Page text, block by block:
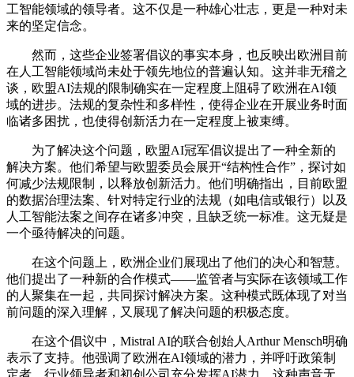
工智能领域的领导者。这不仅是一种雄心壮志，更是一种对未
来的坚定信念。
然而，这些企业签署倡议的事实本身，也反映出欧洲目前
在人工智能领域尚未处于领先地位的普遍认知。这并非无稽之
谈，欧盟AI法规的限制确实在一定程度上阻碍了欧洲在AI领
域的进步。法规的复杂性和多样性，使得企业在开展业务时面
临诸多困扰，也使得创新活力在一定程度上被束缚。
为了解决这个问题，欧盟AI冠军倡议提出了一种全新的
解决方案。他们希望与欧盟委员会展开“结构性合作”，探讨如
何减少法规限制，以释放创新活力。他们明确指出，目前欧盟
的数据治理法案、针对特定行业的法规（如电信或银行）以及
人工智能法案之间存在诸多冲突，且缺乏统一标准。这无疑是
一个亟待解决的问题。
在这个问题上，欧洲企业们展现出了他们的决心和智慧。
他们提出了一种新的合作模式——监管者与实际在该领域工作
的人聚集在一起，共同探讨解决方案。这种模式既体现了对当
前问题的深入理解，又展现了解决问题的积极态度。
在这个倡议中，Mistral AI的联合创始人Arthur Mensch明确
表示了支持。他强调了欧洲在AI领域的潜力，并呼吁政策制
定者、行业领导者和初创公司充分发挥AI潜力。这种声音无